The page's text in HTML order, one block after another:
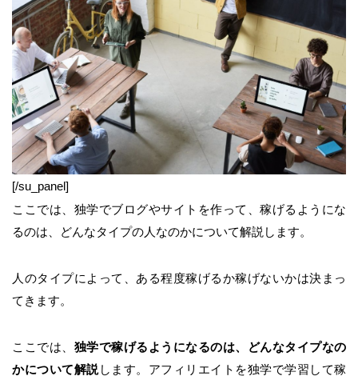
[/su_panel]
ここでは、独学でブログやサイトを作って、稼げるようにな
るのは、どんなタイプの人なのかについて解説します。
人のタイプによって、ある程度稼げるか稼げないかは決まっ
てきます。
ここでは、 独学で稼げるようになるのは、どんなタイプなの
かについて解説します。アフィリエイトを独学で学習して稼